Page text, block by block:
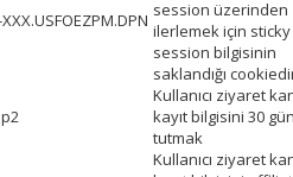
session üzerinden
ilerlemek için sticky
session bilgisinin
saklandığı
Kullanıcı ziyaret
kayıt bilgisini 30
tutmak
Kullanıcı ziyaret